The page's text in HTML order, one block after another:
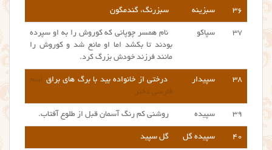
۳۶ سبزینه سبزرنگ، گندمگون
۳۷ سپاکو
نام همسر چوپانی که کوروش را به او سپرده
بودند تا بکشد اما او مانع شد و کوروش را
مانند فرزند خودش بزرگ کرد.
۳۸ سپیدار درختی از خانواده بید با برگ های براق
اسم
فارسی دختر
۳۹ سپیده روشنی کم رنگ آسمان قبل از طلوع آفتاب.
۴۰ سپیده گل گل سپید